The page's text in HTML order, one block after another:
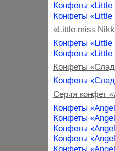
Конфеты «Little
Конфеты «Little
«Little miss
Конфеты «Little
Конфеты «Little
Конфеты
Конфеты
Серия конфет
Конфеты
Конфеты
Конфеты
Конфеты
Конфеты